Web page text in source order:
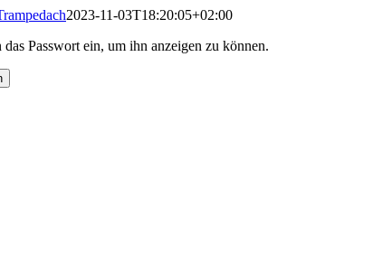
2023-11-03T18:20:05+02:00
Passwort ein, um ihn anzeigen zu können.